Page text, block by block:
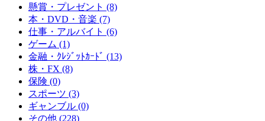
懸賞・プレゼント (8)
本・DVD・音楽 (7)
仕事・アルバイト (6)
ゲーム (1)
金融・ｸﾚｼﾞｯﾄｶｰﾄﾞ (13)
株・FX (8)
保険 (0)
スポーツ (3)
ギャンブル (0)
その他 (228)